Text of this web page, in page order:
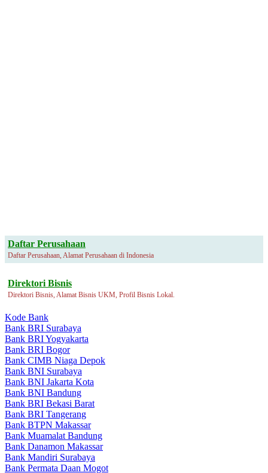
Daftar Perusahaan
Daftar Perusahaan, Alamat Perusahaan di Indonesia
Direktori Bisnis
Direktori Bisnis, Alamat Bisnis UKM, Profil Bisnis Lokal.
Kode Bank
Bank BRI Surabaya
Bank BRI Yogyakarta
Bank BRI Bogor
Bank CIMB Niaga Depok
Bank BNI Surabaya
Bank BNI Jakarta Kota
Bank BNI Bandung
Bank BRI Bekasi Barat
Bank BRI Tangerang
Bank BTPN Makassar
Bank Muamalat Bandung
Bank Danamon Makassar
Bank Mandiri Surabaya
Bank Permata Daan Mogot